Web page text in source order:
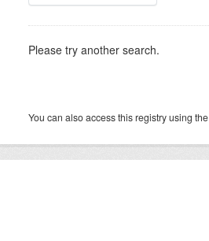
Please try another search.
You can also access this registry using the